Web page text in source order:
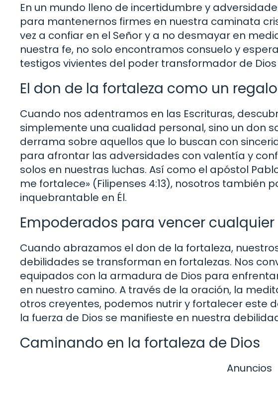
En un mundo lleno de incertidumbre y
para mantenernos firmes en nuestra caminata
vez a confiar en el Señor y a no desmayar en
nuestra fe, no solo encontramos consuelo y
testigos vivientes del poder transformador de
El don de la fortaleza como un
Cuando nos adentramos en las Escrituras,
simplemente una cualidad personal, sino un don
derrama sobre aquellos que lo buscan con
para afrontar las adversidades con valentía y
solos en nuestras luchas. Así como el apóstol
me fortalece» (Filipenses 4:13), nosotros también
inquebrantable en Él.
Empoderados para vencer
Cuando abrazamos el don de la fortaleza,
debilidades se transforman en fortalezas. Nos
equipados con la armadura de Dios para
en nuestro camino. A través de la oración, la
otros creyentes, podemos nutrir y fortalecer este
la fuerza de Dios se manifieste en nuestra
Caminando en la fortaleza de Dios
Anuncios